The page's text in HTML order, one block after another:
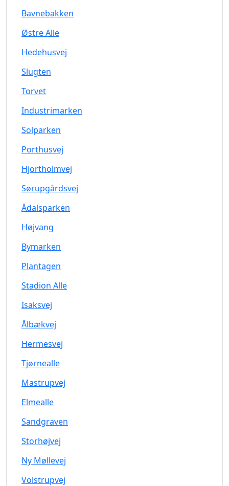
Bavnebakken
Østre Alle
Hedehusvej
Slugten
Torvet
Industrimarken
Solparken
Porthusvej
Hjortholmvej
Sørupgårdsvej
Ådalsparken
Højvang
Bymarken
Plantagen
Stadion Alle
Isaksvej
Ålbækvej
Hermesvej
Tjørnealle
Mastrupvej
Elmealle
Sandgraven
Storhøjvej
Ny Møllevej
Volstrupvej